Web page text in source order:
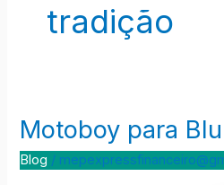
tradição
Motoboy para
Blog /
Motoboy
para
Blumenau